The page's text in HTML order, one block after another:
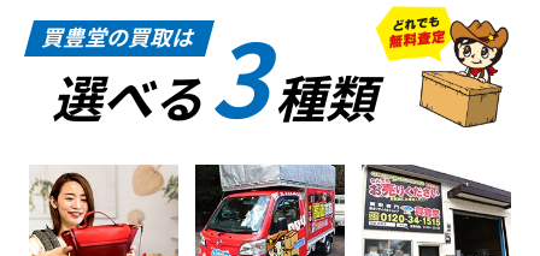
買豊堂の買取は
選べる3種類